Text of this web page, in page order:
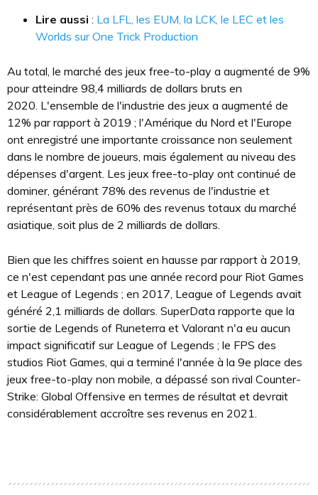
Lire aussi : La LFL, les EUM, la LCK, le LEC et les
Worlds sur One Trick Production
Au total, le marché des jeux free-to-play a augmenté de 9%
pour atteindre 98,4 milliards de dollars bruts en
2020. L'ensemble de l'industrie des jeux a augmenté de
12% par rapport à 2019 ; l'Amérique du Nord et l'Europe
ont enregistré une importante croissance non seulement
dans le nombre de joueurs, mais également au niveau des
dépenses d'argent. Les jeux free-to-play ont continué de
dominer, générant 78% des revenus de l'industrie et
représentant près de 60% des revenus totaux du marché
asiatique, soit plus de 2 milliards de dollars.
Bien que les chiffres soient en hausse par rapport à 2019,
ce n'est cependant pas une année record pour Riot Games
et League of Legends ; en 2017, League of Legends avait
généré 2,1 milliards de dollars. SuperData rapporte que la
sortie de Legends of Runeterra et Valorant n'a eu aucun
impact significatif sur League of Legends ; le FPS des
studios Riot Games, qui a terminé l'année à la 9e place des
jeux free-to-play non mobile, a dépassé son rival Counter-
Strike: Global Offensive en termes de résultat et devrait
considérablement accroître ses revenus en 2021.